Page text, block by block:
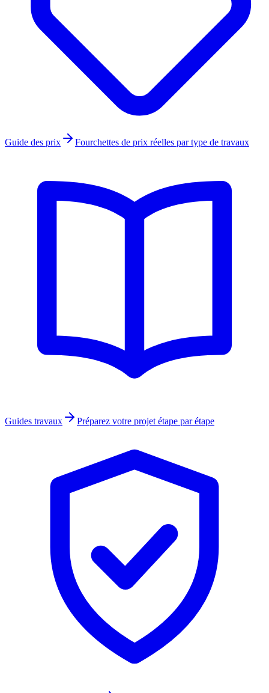
Guide des prix Fourchettes de prix réelles par type de travaux
Guides travaux Préparez votre projet étape par étape